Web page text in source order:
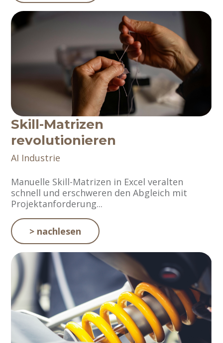
Skill-Matrizen
revolutionieren
AI Industrie
Manuelle Skill-Matrizen in Excel veralten
schnell und erschweren den Abgleich mit
Projektanforderung...
> nachlesen